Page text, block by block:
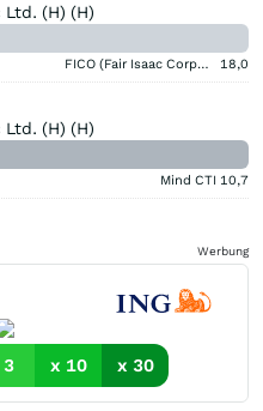
Ltd. (H) (H)
FICO (Fair Isaac Corporation) 18,0
Ltd. (H) (H)
Mind CTI 10,7
Werbung
3 x 10 x 30